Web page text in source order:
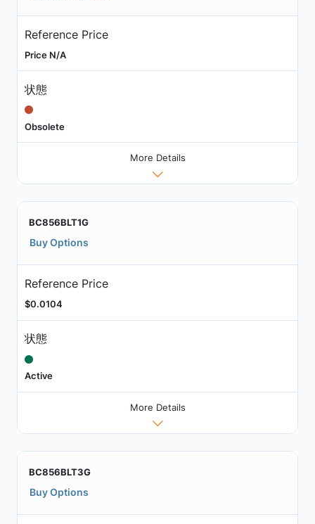
Reference Price
Price N/A
状態
Obsolete
More Details
BC856BLT1G
Buy Options
Reference Price
$0.0104
状態
Active
More Details
BC856BLT3G
Buy Options